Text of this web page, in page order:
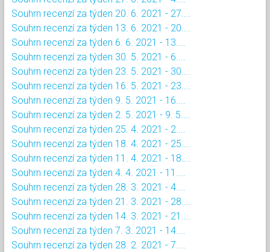
Souhrn recenzí za týden 20. 6. 2021 - 27....
Souhrn recenzí za týden 13. 6. 2021 - 20....
Souhrn recenzí za týden 6. 6. 2021 - 13....
Souhrn recenzí za týden 30. 5. 2021 - 6....
Souhrn recenzí za týden 23. 5. 2021 - 30....
Souhrn recenzí za týden 16. 5. 2021 - 23....
Souhrn recenzí za týden 9. 5. 2021 - 16....
Souhrn recenzí za týden 2. 5. 2021 - 9. 5....
Souhrn recenzí za týden 25. 4. 2021 - 2....
Souhrn recenzí za týden 18. 4. 2021 - 25....
Souhrn recenzí za týden 11. 4. 2021 - 18....
Souhrn recenzí za týden 4. 4. 2021 - 11....
Souhrn recenzí za týden 28. 3. 2021 - 4....
Souhrn recenzí za týden 21. 3. 2021 - 28....
Souhrn recenzí za týden 14. 3. 2021 - 21....
Souhrn recenzí za týden 7. 3. 2021 - 14....
Souhrn recenzí za týden 28. 2. 2021 - 7....